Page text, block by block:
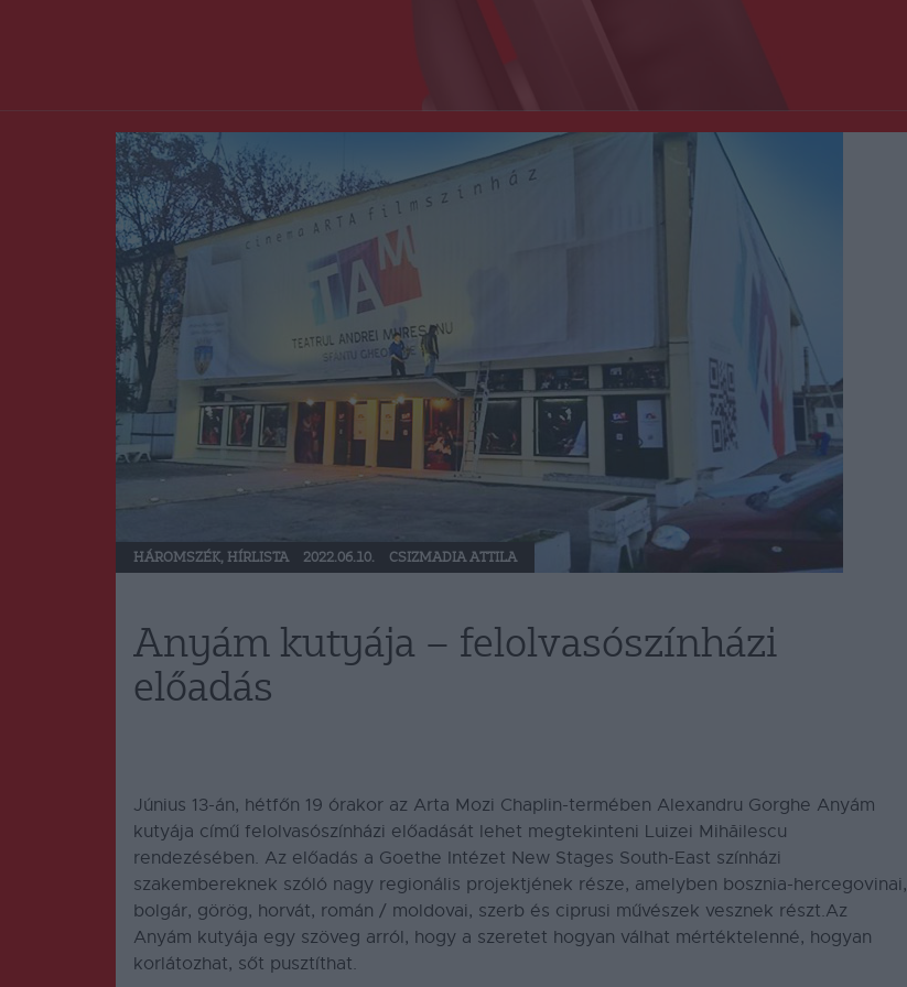
HÁROMSZÉK, HÍRLISTA 2022.06.10. CSIZMADIA ATTILA
Anyám kutyája – felolvasószínházi
előadás
Június 13-án, hétfőn 19 órakor az Arta Mozi Chaplin-termében Alexandru Gorghe Anyám
kutyája című felolvasószínházi előadását lehet megtekinteni Luizei Mihăilescu
rendezésében. Az előadás a Goethe Intézet New Stages South-East színházi
szakembereknek szóló nagy regionális projektjének része, amelyben bosznia-hercegovinai,
bolgár, görög, horvát, román / moldovai, szerb és ciprusi művészek vesznek részt.Az
Anyám kutyája egy szöveg arról, hogy a szeretet hogyan válhat mértéktelenné, hogyan
korlátozhat, sőt pusztíthat.